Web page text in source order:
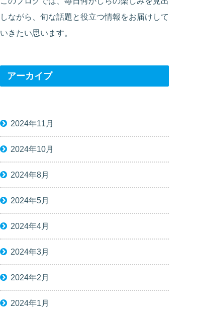
しながら、旬な話題と役立つ情報をお届けして
いきたい思います。
アーカイブ
2024年11月
2024年10月
2024年8月
2024年5月
2024年4月
2024年3月
2024年2月
2024年1月